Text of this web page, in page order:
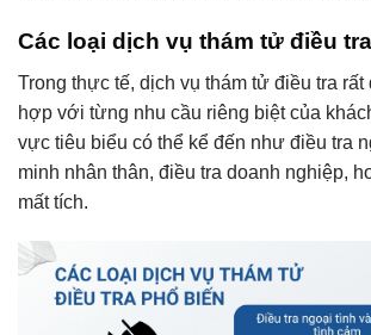
Các loại dịch vụ thám tử điều
Trong thực tế, dịch vụ thám tử điều tra rất
hợp với từng nhu cầu riêng biệt của
vực tiêu biểu có thể kể đến như điều tra
minh nhân thân, điều tra doanh nghiệp,
mất tích.